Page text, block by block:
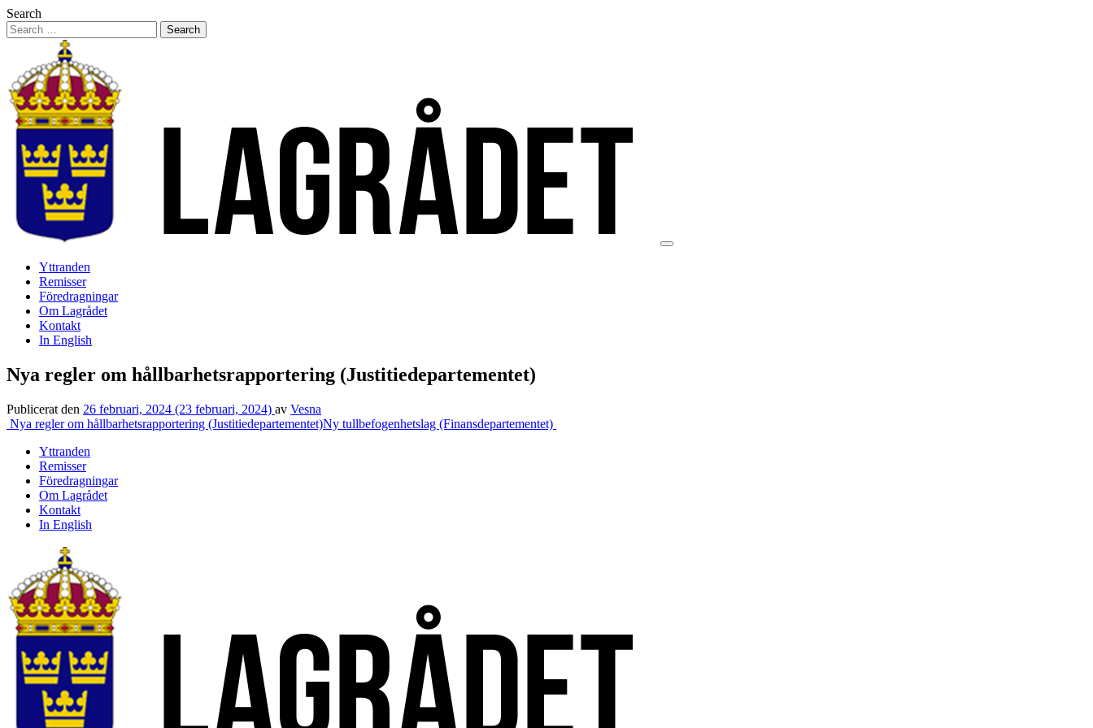
Hoppa
till
innehåll
Search
Yttranden
Remisser
Föredragningar
Om Lagrådet
Kontakt
In English
Nya regler om hållbarhetsrapportering (Justitiedepartementet)
Publicerat den 26 februari, 2024 (23 februari, 2024) av Vesna
Inläggsnavigering
Nya regler om hållbarhetsrapportering (Justitiedepartementet)Ny tullbefogenhetslag (Finansdepartementet)
Yttranden
Remisser
Föredragningar
Om Lagrådet
Kontakt
In English